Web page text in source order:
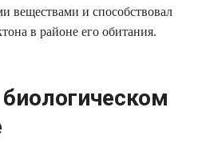
веществами и способствовал
в районе его обитания.